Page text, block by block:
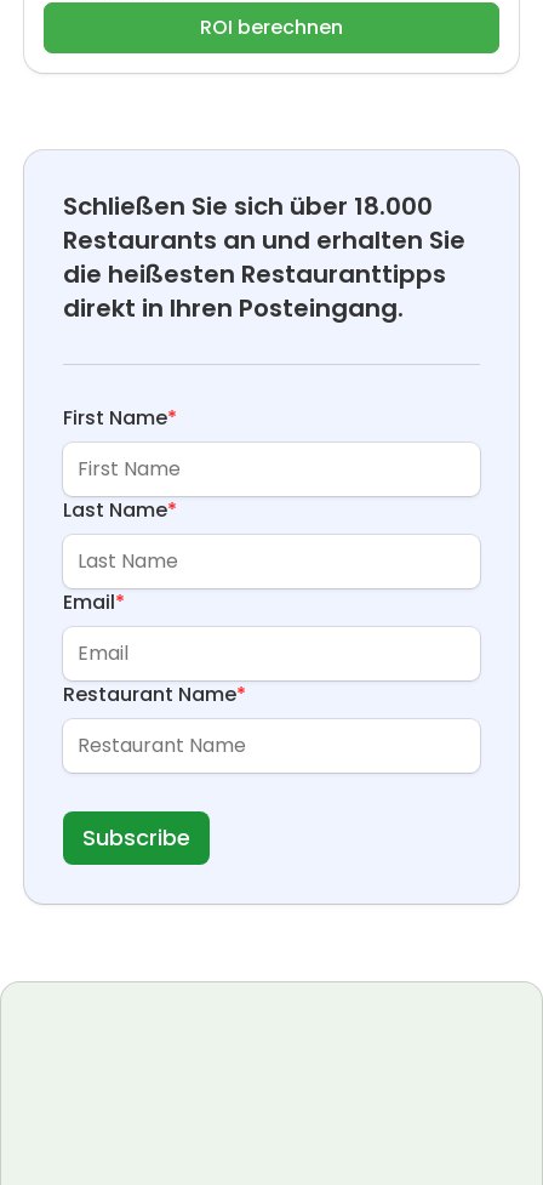
ROI berechnen
Schließen Sie sich über 18.000
Restaurants an und erhalten Sie
die heißesten Restauranttipps
direkt in Ihren Posteingang.
First Name*
Last Name*
Email*
Restaurant Name*